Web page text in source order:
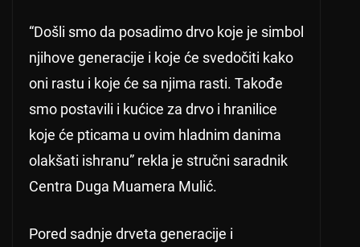
“Došli smo da posadimo drvo koje je simbol
njihove generacije i koje će svedočiti kako
oni rastu i koje će sa njima rasti. Takođe
smo postavili i kućice za drvo i hranilice
koje će pticama u ovim hladnim danima
olakšati ishranu” rekla je stručni saradnik
Centra Duga Muamera Mulić.
Pored sadnje drveta generacije i